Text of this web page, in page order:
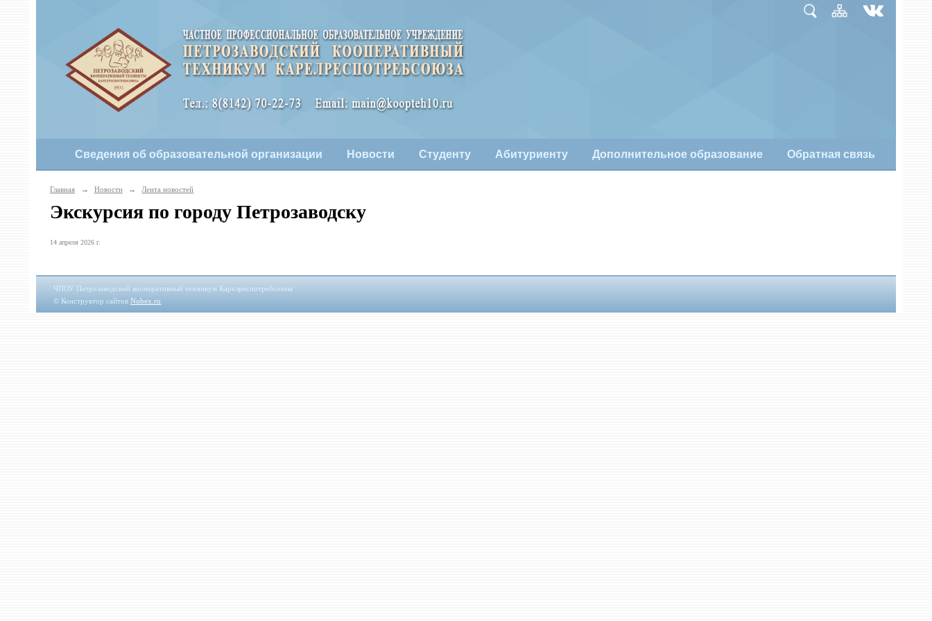
Сведения об образовательной организации Новости Студенту Абитуриенту Дополнительное образование Обратная связь
Главная → Новости → Лента новостей
Экскурсия по городу Петрозаводску
14 апреля 2026 г.
ЧПОУ Петрозаводский кооперативный техникум Карелреспотребсоюза
© Конструктор сайтовNubex.ru